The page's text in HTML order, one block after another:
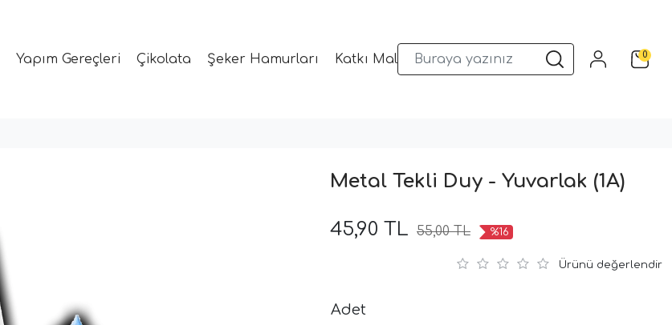
Yapım Gereçleri Çikolata Şeker Hamurları Katkı Malzemeleri Sunum Gereçleri Kalıplar0
Metal Tekli Duy - Yuvarlak (1A)
45,90 TL 55,00 TL %16
Ürünü değerlendir
Adet